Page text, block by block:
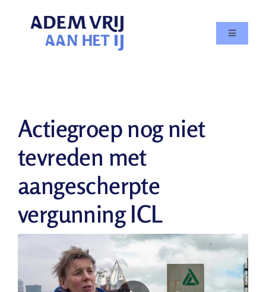
Toggle
In de media
Nieuws
Actiegroep nog niet
tevreden met
aangescherpte
vergunning ICL